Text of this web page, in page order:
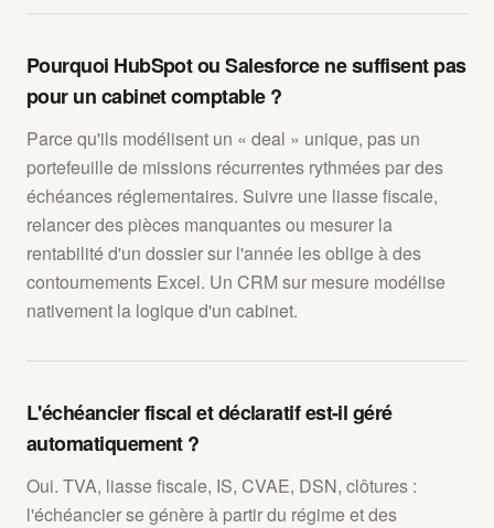
Pourquoi HubSpot ou Salesforce ne suffisent pas
pour un cabinet comptable ?
Parce qu'ils modélisent un « deal » unique, pas un
portefeuille de missions récurrentes rythmées par des
échéances réglementaires. Suivre une liasse fiscale,
relancer des pièces manquantes ou mesurer la
rentabilité d'un dossier sur l'année les oblige à des
contournements Excel. Un CRM sur mesure modélise
nativement la logique d'un cabinet.
L'échéancier fiscal et déclaratif est-il géré
automatiquement ?
Oui. TVA, liasse fiscale, IS, CVAE, DSN, clôtures :
l'échéancier se génère à partir du régime et des